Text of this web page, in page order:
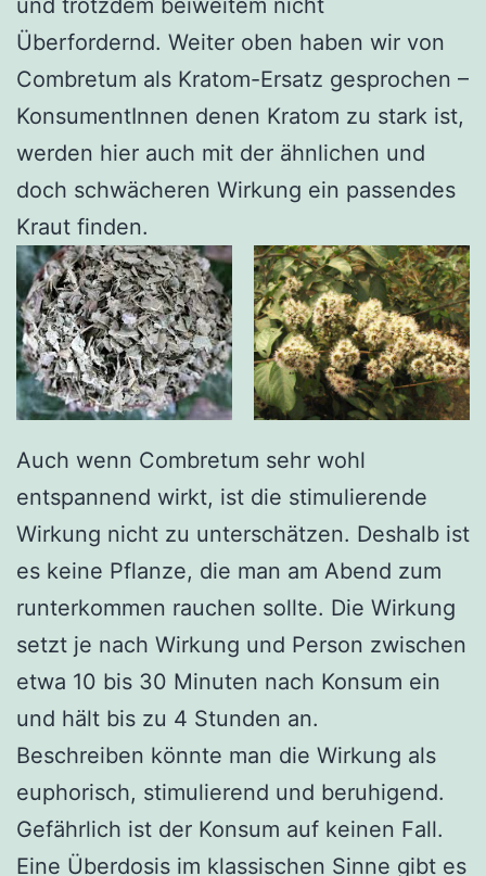
Überfordernd. Weiter oben haben wir von
Combretum als Kratom-Ersatz gesprochen –
KonsumentInnen denen Kratom zu stark ist,
werden hier auch mit der ähnlichen und
doch schwächeren Wirkung ein passendes
Kraut finden.
Auch wenn Combretum sehr wohl
entspannend wirkt, ist die stimulierende
Wirkung nicht zu unterschätzen. Deshalb ist
es keine Pflanze, die man am Abend zum
runterkommen rauchen sollte. Die Wirkung
setzt je nach Wirkung und Person zwischen
etwa 10 bis 30 Minuten nach Konsum ein
und hält bis zu 4 Stunden an.
Beschreiben könnte man die Wirkung als
euphorisch, stimulierend und beruhigend.
Gefährlich ist der Konsum auf keinen Fall.
Eine Überdosis im klassischen Sinne gibt es